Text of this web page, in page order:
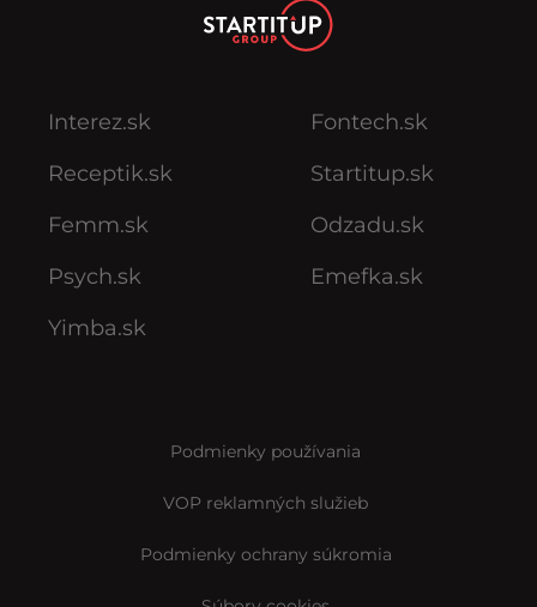
Interez.sk
Receptik.sk
Femm.sk
Psych.sk
Yimba.sk
Fontech.sk
Startitup.sk
Odzadu.sk
Emefka.sk
Podmienky používania
VOP reklamných služieb
Podmienky ochrany súkromia